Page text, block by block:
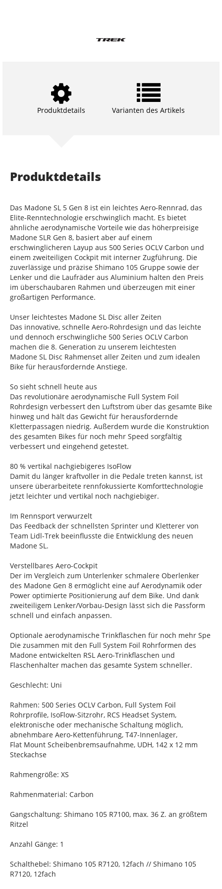
Produktdetails Varianten des Artikels
Produktdetails
Das Madone SL 5 Gen 8 ist ein leichtes Aero-Rennrad, das
Elite-Renntechnologie erschwinglich macht. Es bietet
ähnliche aerodynamische Vorteile wie das höherpreisige
Madone SLR Gen 8, basiert aber auf einem
erschwinglicheren Layup aus 500 Series OCLV Carbon und
einem zweiteiligen Cockpit mit interner Zugführung. Die
zuverlässige und präzise Shimano 105 Gruppe sowie der
Lenker und die Laufräder aus Aluminium halten den Preis
im überschaubaren Rahmen und überzeugen mit einer
großartigen Performance.
Unser leichtestes Madone SL Disc aller Zeiten
Das innovative, schnelle Aero-Rohrdesign und das leichte
und dennoch erschwingliche 500 Series OCLV Carbon
machen die 8. Generation zu unserem leichtesten
Madone SL Disc Rahmenset aller Zeiten und zum idealen
Bike für herausfordernde Anstiege.
So sieht schnell heute aus
Das revolutionäre aerodynamische Full System Foil
Rohrdesign verbessert den Luftstrom über das gesamte Bike
hinweg und hält das Gewicht für herausfordernde
Kletterpassagen niedrig. Außerdem wurde die Konstruktion
des gesamten Bikes für noch mehr Speed sorgfältig
verbessert und eingehend getestet.
80 % vertikal nachgiebigeres IsoFlow
Damit du länger kraftvoller in die Pedale treten kannst, ist
unsere überarbeitete rennfokussierte Komforttechnologie
jetzt leichter und vertikal noch nachgiebiger.
Im Rennsport verwurzelt
Das Feedback der schnellsten Sprinter und Kletterer von
Team Lidl-Trek beeinflusste die Entwicklung des neuen
Madone SL.
Verstellbares Aero-Cockpit
Der im Vergleich zum Unterlenker schmalere Oberlenker
des Madone Gen 8 ermöglicht eine auf Aerodynamik oder
Power optimierte Positionierung auf dem Bike. Und dank
zweiteiligem Lenker/Vorbau-Design lässt sich die Passform
schnell und einfach anpassen.
Optionale aerodynamische Trinkflaschen für noch mehr Spe
Die zusammen mit den Full System Foil Rohrformen des
Madone entwickelten RSL Aero-Trinkflaschen und
Flaschenhalter machen das gesamte System schneller.
Geschlecht: Uni
Rahmen: 500 Series OCLV Carbon, Full System Foil
Rohrprofile, IsoFlow-Sitzrohr, RCS Headset System,
elektronische oder mechanische Schaltung möglich,
abnehmbare Aero-Kettenführung, T47-Innenlager,
Flat Mount Scheibenbremsaufnahme, UDH, 142 x 12 mm
Steckachse
Rahmengröße: XS
Rahmenmaterial: Carbon
Gangschaltung: Shimano 105 R7100, max. 36 Z. an größtem
Ritzel
Anzahl Gänge: 1
Schalthebel: Shimano 105 R7120, 12fach // Shimano 105
R7120, 12fach